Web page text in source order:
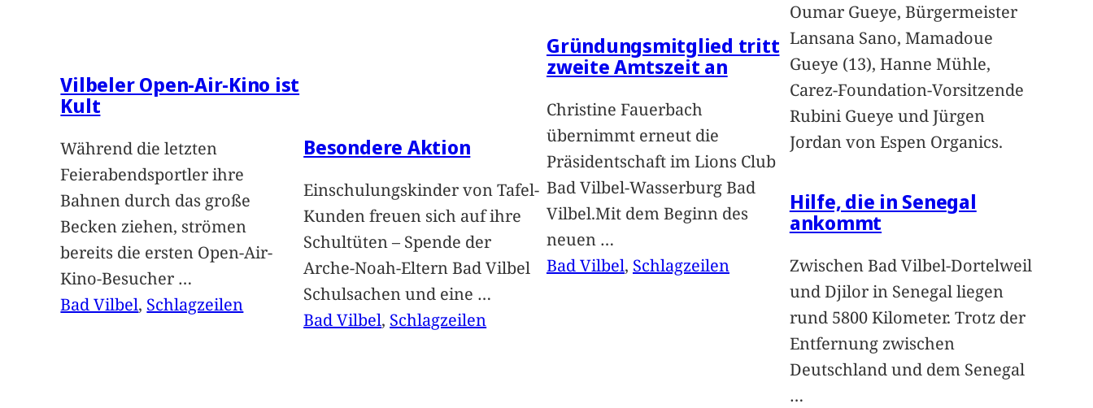
Vilbeler Open-Air-Kino ist
Kult
Während die letzten
Feierabendsportler ihre
Bahnen durch das große
Becken ziehen, strömen
bereits die ersten Open-Air-
Kino-Besucher …
Bad Vilbel, Schlagzeilen
Besondere Aktion
Einschulungskinder von Tafel-
Kunden freuen sich auf ihre
Schultüten – Spende der
Arche-Noah-Eltern Bad Vilbel
Schulsachen und eine …
Bad Vilbel, Schlagzeilen
Gründungsmitglied tritt
zweite Amtszeit an
Christine Fauerbach
übernimmt erneut die
Präsidentschaft im Lions Club
Bad Vilbel-Wasserburg Bad
Vilbel.Mit dem Beginn des
neuen …
Bad Vilbel, Schlagzeilen
Oumar Gueye, Bürgermeister
Lansana Sano, Mamadoue
Gueye (13), Hanne Mühle,
Carez-Foundation-Vorsitzende
Rubini Gueye und Jürgen
Jordan von Espen Organics.
Hilfe, die in Senegal
ankommt
Zwischen Bad Vilbel-Dortelweil
und Djilor in Senegal liegen
rund 5800 Kilometer. Trotz der
Entfernung zwischen
Deutschland und dem Senegal
…